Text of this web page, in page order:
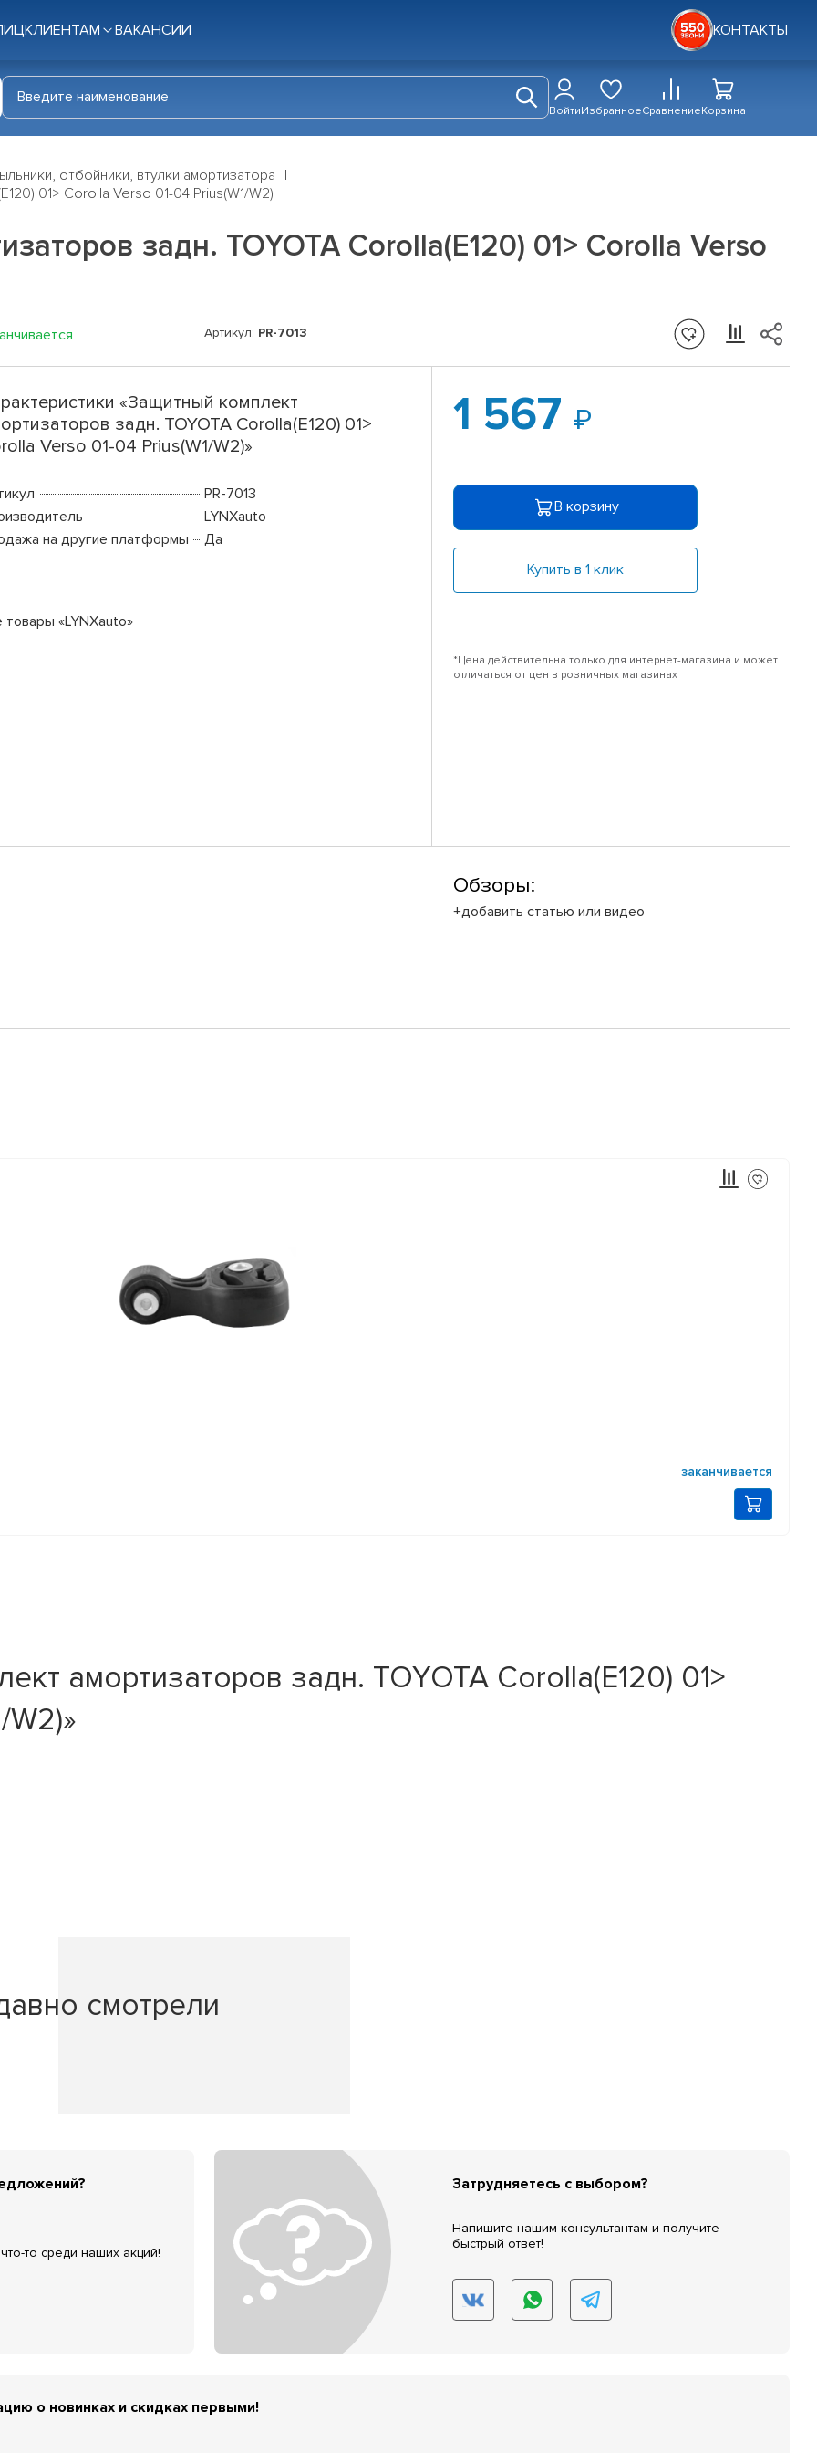
КЛИЕНТАМ ВАКАНСИИ КОНТАКТЫ
ВойтиИзбранноеСравнениеКорзина
отбойники, втулки амортизатора
01> Corolla Verso 01-04 Prius(W1/W2)
задн. TOYOTA Corolla(E120) 01> Corolla Verso
Артикул: PR-7013
«Защитный комплект
задн. TOYOTA Corolla(E120) 01>
Verso 01-04 Prius(W1/W2)»
PR-7013
LYNXauto
на другие платформы
Да
товары «LYNXauto»
1 567
В корзину
Купить в 1 клик
*Цена действительна только для интернет-магазина и может
отличаться от цен в розничных магазинах
Обзоры:
+добавить статью или видео
заканчивается
амортизаторов задн. TOYOTA Corolla(E120) 01>
смотрели
то среди наших акций!
Затрудняетесь с выбором?
Напишите нашим консультантам и получите
быстрый ответ!
о новинках и скидках первыми!